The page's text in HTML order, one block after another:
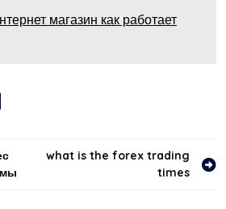
магазин как работает
what is the forex trading
times